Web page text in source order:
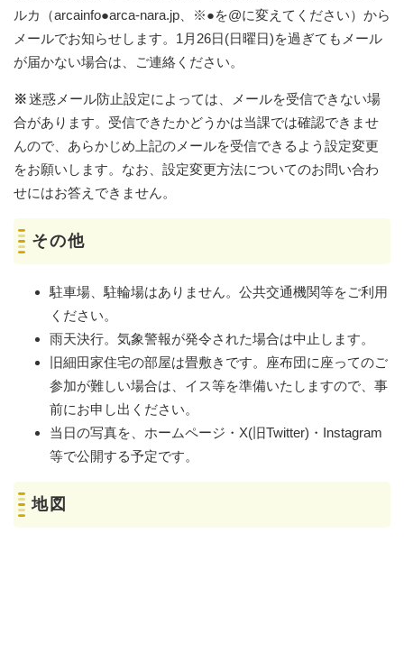
ルカ（arcainfo●arca-nara.jp、※●を@に変えてください）から
メールでお知らせします。1月26日(日曜日)を過ぎてもメール
が届かない場合は、ご連絡ください。
※迷惑メール防止設定によっては、メールを受信できない場
合があります。受信できたかどうかは当課では確認できませ
んので、あらかじめ上記のメールを受信できるよう設定変更
をお願いします。なお、設定変更方法についてのお問い合わ
せにはお答えできません。
その他
駐車場、駐輪場はありません。公共交通機関等をご利用
ください。
雨天決行。気象警報が発令された場合は中止します。
旧細田家住宅の部屋は畳敷きです。座布団に座ってのご
参加が難しい場合は、イス等を準備いたしますので、事
前にお申し出ください。
当日の写真を、ホームページ・X(旧Twitter)・Instagram
等で公開する予定です。
地図